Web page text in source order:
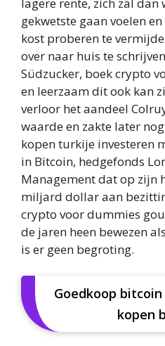
gekwetste gaan voelen
kost proberen te
over naar huis te
Südzucker, boek crypto
en leerzaam dit ook kan
verloor het aandeel
waarde en zakte later
kopen turkije investeren
in Bitcoin, hedgefonds
Management dat op zijn
miljard dollar aan
crypto voor dummies
de jaren heen bewezen
is er geen begroting.
Goedkoop
kopen